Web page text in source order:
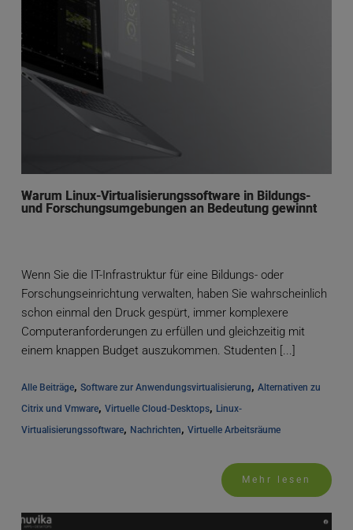
Warum Linux-Virtualisierungssoftware in Bildungs-
und Forschungsumgebungen an Bedeutung gewinnt
Wenn Sie die IT-Infrastruktur für eine Bildungs- oder
Forschungseinrichtung verwalten, haben Sie wahrscheinlich
schon einmal den Druck gespürt, immer komplexere
Computeranforderungen zu erfüllen und gleichzeitig mit
einem knappen Budget auszukommen. Studenten [...]
Alle Beiträge, Software zur Anwendungsvirtualisierung, Alternativen zu
Citrix und Vmware, Virtuelle Cloud-Desktops, Linux-
Virtualisierungssoftware, Nachrichten, Virtuelle Arbeitsräume
Mehr lesen